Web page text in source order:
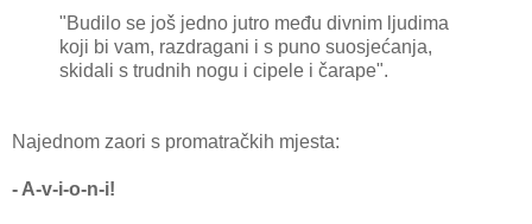
"Budilo se još jedno jutro među divnim ljudima
koji bi vam, razdragani i s puno suosjećanja,
skidali s trudnih nogu i cipele i čarape".
Najednom zaori s promatračkih mjesta:
- A-v-i-o-n-i!